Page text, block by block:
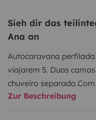
Sieh dir das
Ana an
Autocaravana
viajarem 5. Duas
chuveiro separado.
Zur Beschreibung